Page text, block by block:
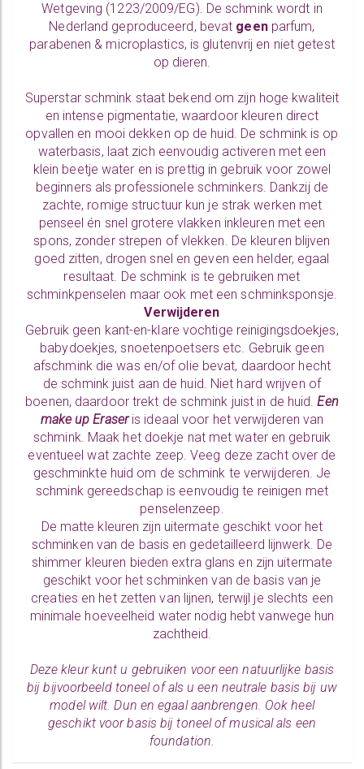
Wetgeving (1223/2009/EG). De schmink wordt in
Nederland geproduceerd, bevat geenparfum,
parabenen & microplastics, is glutenvrij en niet getest
op dieren.
Superstar schmink staat bekend om zijn hoge kwaliteit
en intense pigmentatie, waardoor kleuren direct
opvallen en mooi dekken op de huid. De schmink is op
waterbasis, laat zich eenvoudig activeren met een
klein beetje water en is prettig in gebruik voor zowel
beginners als professionele schminkers. Dankzij de
zachte, romige structuur kun je strak werken met
penseel én snel grotere vlakken inkleuren met een
spons, zonder strepen of vlekken. De kleuren blijven
goed zitten, drogen snel en geven een helder, egaal
resultaat. De schmink is te gebruiken met
schminkpenselen maar ook met eenschminksponsje.
Verwijderen
Gebruik geen kant-en-klare vochtige reinigingsdoekjes,
babydoekjes, snoetenpoetsers etc. Gebruik geen
afschmink die was en/of olie bevat, daardoor hecht
de schmink juist aan de huid. Niet hard wrijven of
boenen, daardoor trekt de schmink juist in de huid.Een
make up Eraseris ideaal voor het verwijderen van
schmink. Maak het doekje nat met water en gebruik
eventueel wat zachte zeep. Veeg deze zacht over de
geschminkte huid om de schmink te verwijderen. Je
schmink gereedschap is eenvoudig te reinigen met
penselenzeep.
De matte kleuren zijn uitermate geschikt voor het
schminken van de basis en gedetailleerd lijnwerk. De
shimmer kleuren bieden extra glans en zijn uitermate
geschikt voor het schminken van de basis van je
creaties en het zetten van lijnen, terwijl je slechts een
minimale hoeveelheid water nodig hebt vanwege hun
zachtheid.
Deze kleur kunt u gebruiken voor een natuurlijke basis
bij bijvoorbeeld toneel of als u een neutrale basis bij uw
model wilt. Dun en egaal aanbrengen. Ook heel
geschikt voor basis bij toneel of musical als een
foundation.